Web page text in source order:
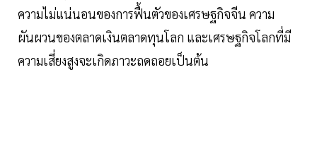
ความไม่แน่นอนของการฟื้นตัวของเศรษฐกิจจีน ความ
ผันผวนของตลาดเงินตลาดทุนโลก และเศรษฐกิจโลกที่มี
ความเสี่ยงสูงจะเกิดภาวะถดถอยเป็นต้น